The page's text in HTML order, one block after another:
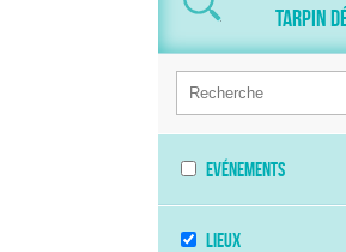
tarpin
Evénements
Lieux